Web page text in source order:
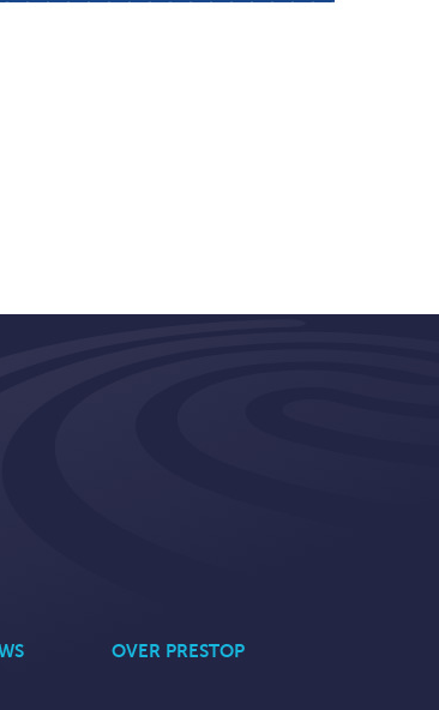
OVER PRESTOP